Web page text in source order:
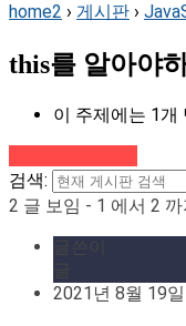
home2 › 게시판 ›
this를 알아야
이 주제에는 1개
검색:
2 글 보임 - 1 에서 2
2021년 8월 19